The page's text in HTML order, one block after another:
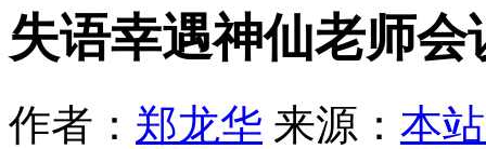
失语幸遇神仙老师会
作者： 郑龙华 来源： 本